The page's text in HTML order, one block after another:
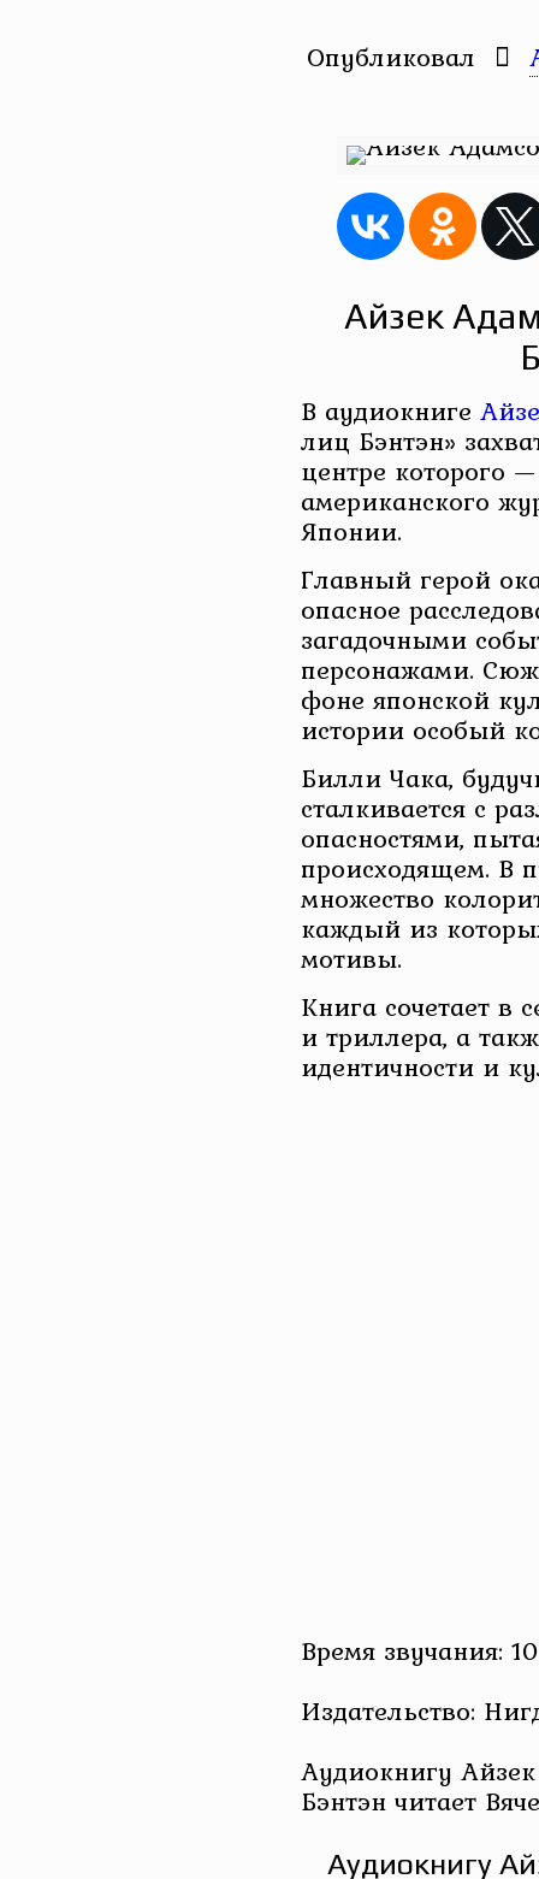
Опубликовал
Айзек
В аудиокниге
лиц Бэнтэн»
центре которого
американского
Японии.
Главный герой
опасное
загадочными
персонажами.
фоне японской
истории особый
Билли Чака,
сталкивается с
опасностями,
происходящем. В
множество
каждый из
мотивы.
Книга сочетает в
и триллера, а
идентичности и
Время звучания:
Издательство:
Аудиокнигу
Бэнтэн читает
Аудиокнигу